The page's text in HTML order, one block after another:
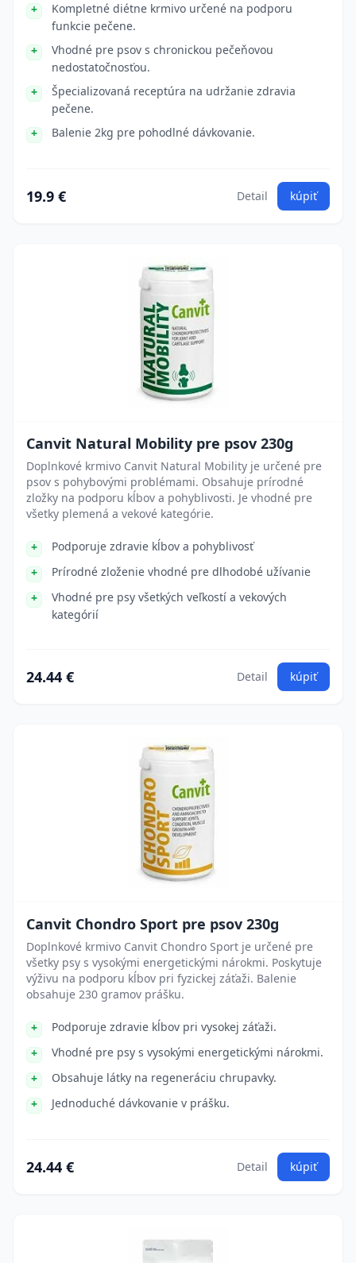
Kompletné diétne krmivo určené na podporu
funkcie pečene.
Vhodné pre psov s chronickou pečeňovou
nedostatočnosťou.
Špecializovaná receptúra na udržanie zdravia
pečene.
Balenie 2kg pre pohodlné dávkovanie.
19.9 € Detail kúpiť
Canvit Natural Mobility pre psov 230g
Doplnkové krmivo Canvit Natural Mobility je určené pre
psov s pohybovými problémami. Obsahuje prírodné
zložky na podporu kĺbov a pohyblivosti. Je vhodné pre
všetky plemená a vekové kategórie.
Podporuje zdravie kĺbov a pohyblivosť
Prírodné zloženie vhodné pre dlhodobé užívanie
Vhodné pre psy všetkých veľkostí a vekových
kategórií
24.44 € Detail kúpiť
Canvit Chondro Sport pre psov 230g
Doplnkové krmivo Canvit Chondro Sport je určené pre
všetky psy s vysokými energetickými nárokmi. Poskytuje
výživu na podporu kĺbov pri fyzickej záťaži. Balenie
obsahuje 230 gramov prášku.
Podporuje zdravie kĺbov pri vysokej záťaži.
Vhodné pre psy s vysokými energetickými nárokmi.
Obsahuje látky na regeneráciu chrupavky.
Jednoduché dávkovanie v prášku.
24.44 € Detail kúpiť